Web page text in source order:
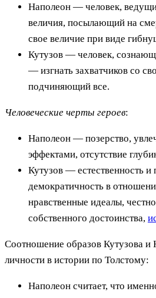
Наполеон — человек,
величия, посылающий на
свое величие при виде
Кутузов — человек,
— изгнать захватчиков со
подчиняющий все.
Человеческие черты героев:
Наполеон — позерство,
эффектами, отсутствие
Кутузов — естественность и
демократичность в
нравственные идеалы,
собственного достоинства,
Соотношение образов Кутузова и
личности в истории по Толстому:
Наполеон считает, что